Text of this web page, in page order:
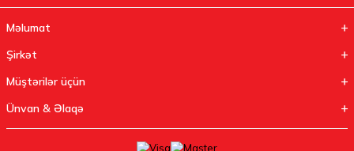
Məlumat
Şirkət
Müştərilər üçün
Ünvan & Əlaqə